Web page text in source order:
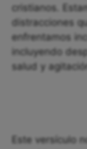
cristianos.
distracciones
enfrentamos
incluyendo
salud y
Este versículo